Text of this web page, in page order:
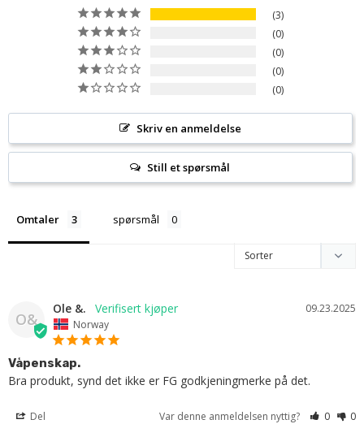
3
0
0
0
0
Skriv en anmeldelse
Still et spørsmål
Omtaler spørsmål
O&
09.23.2025
Ole &.
Norway
Våpenskap.
Bra produkt, synd det ikke er FG godkjeningmerke på det.
Del Var denne anmeldelsen nyttig? 0 0